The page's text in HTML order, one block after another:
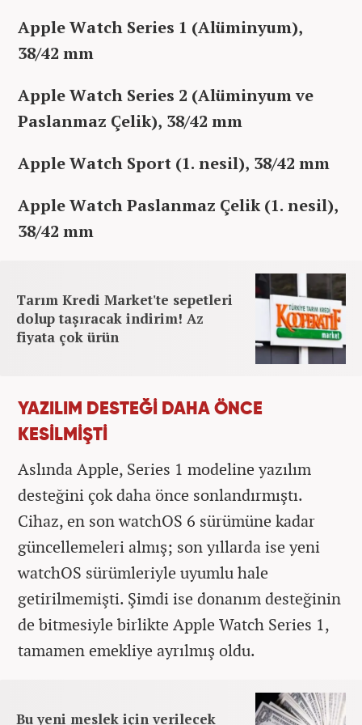
Apple Watch Series 1 (Alüminyum),
38/42 mm
Apple Watch Series 2 (Alüminyum ve
Paslanmaz Çelik), 38/42 mm
Apple Watch Sport (1. nesil), 38/42 mm
Apple Watch Paslanmaz Çelik (1. nesil),
38/42 mm
Tarım Kredi Market'te sepetleri
dolup taşıracak indirim! Az
fiyata çok ürün
YAZILIM DESTEĞİ DAHA ÖNCE
KESİLMİŞTİ
Aslında Apple, Series 1 modeline yazılım
desteğini çok daha önce sonlandırmıştı.
Cihaz, en son watchOS 6 sürümüne kadar
güncellemeleri almış; son yıllarda ise yeni
watchOS sürümleriyle uyumlu hale
getirilmemişti. Şimdi ise donanım desteğinin
de bitmesiyle birlikte Apple Watch Series 1,
tamamen emekliye ayrılmış oldu.
Bu yeni meslek için verilecek